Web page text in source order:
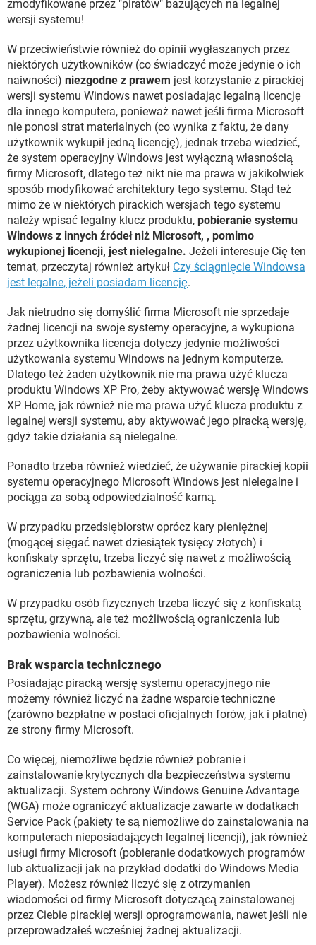
zmodyfikowane przez "piratów" bazujących na legalnej
wersji systemu!
W przeciwieństwie również do opinii wygłaszanych przez
niektórych użytkowników (co świadczyć może jedynie o ich
naiwności) niezgodne z prawem jest korzystanie z pirackiej
wersji systemu Windows nawet posiadając legalną licencję
dla innego komputera, ponieważ nawet jeśli firma Microsoft
nie ponosi strat materialnych (co wynika z faktu, że dany
użytkownik wykupił jedną licencję), jednak trzeba wiedzieć,
że system operacyjny Windows jest wyłączną własnością
firmy Microsoft, dlatego też nikt nie ma prawa w jakikolwiek
sposób modyfikować architektury tego systemu. Stąd też
mimo że w niektórych pirackich wersjach tego systemu
należy wpisać legalny klucz produktu, pobieranie systemu
Windows z innych źródeł niż Microsoft, , pomimo
wykupionej licencji, jest nielegalne. Jeżeli interesuje Cię ten
temat, przeczytaj również artykuł Czy ściągnięcie Windowsa
jest legalne, jeżeli posiadam licencję.
Jak nietrudno się domyślić firma Microsoft nie sprzedaje
żadnej licencji na swoje systemy operacyjne, a wykupiona
przez użytkownika licencja dotyczy jedynie możliwości
użytkowania systemu Windows na jednym komputerze.
Dlatego też żaden użytkownik nie ma prawa użyć klucza
produktu Windows XP Pro, żeby aktywować wersję Windows
XP Home, jak również nie ma prawa użyć klucza produktu z
legalnej wersji systemu, aby aktywować jego piracką wersję,
gdyż takie działania są nielegalne.
Ponadto trzeba również wiedzieć, że używanie pirackiej kopii
systemu operacyjnego Microsoft Windows jest nielegalne i
pociąga za sobą odpowiedzialność karną.
W przypadku przedsiębiorstw oprócz kary pieniężnej
(mogącej sięgać nawet dziesiątek tysięcy złotych) i
konfiskaty sprzętu, trzeba liczyć się nawet z możliwością
ograniczenia lub pozbawienia wolności.
W przypadku osób fizycznych trzeba liczyć się z konfiskatą
sprzętu, grzywną, ale też możliwością ograniczenia lub
pozbawienia wolności.
Brak wsparcia technicznego
Posiadając piracką wersję systemu operacyjnego nie
możemy również liczyć na żadne wsparcie techniczne
(zarówno bezpłatne w postaci oficjalnych forów, jak i płatne)
ze strony firmy Microsoft.
Co więcej, niemożliwe będzie również pobranie i
zainstalowanie krytycznych dla bezpieczeństwa systemu
aktualizacji. System ochrony Windows Genuine Advantage
(WGA) może ograniczyć aktualizacje zawarte w dodatkach
Service Pack (pakiety te są niemożliwe do zainstalowania na
komputerach nieposiadających legalnej licencji), jak również
usługi firmy Microsoft (pobieranie dodatkowych programów
lub aktualizacji jak na przykład dodatki do Windows Media
Player). Możesz również liczyć się z otrzymanien
wiadomości od firmy Microsoft dotyczącą zainstalowanej
przez Ciebie pirackiej wersji oprogramowania, nawet jeśli nie
przeprowadzałeś wcześniej żadnej aktualizacji.